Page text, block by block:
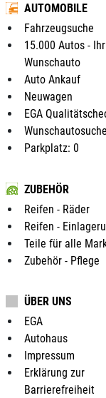
AUTOMOBILE
Fahrzeugsuche
15.000 Autos - Ihr
Wunschauto
Auto Ankauf
Neuwagen
EGA
Wunschautosuche
Parkplatz: 0
ZUBEHÖR
Reifen - Räder
Reifen -
Teile für alle
Zubehör - Pflege
ÜBER UNS
EGA
Autohaus
Impressum
Erklärung zur
Barrierefreiheit